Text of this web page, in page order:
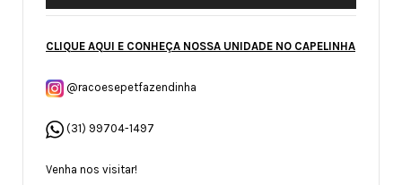
CLIQUE AQUI E CONHEÇA NOSSA UNIDADE NO CAPELINHA
@racoesepetfazendinha
(31) 99704-1497
Venha nos visitar!